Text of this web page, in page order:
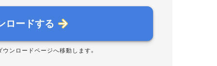
ロードする
ウンロードページへ移動します。